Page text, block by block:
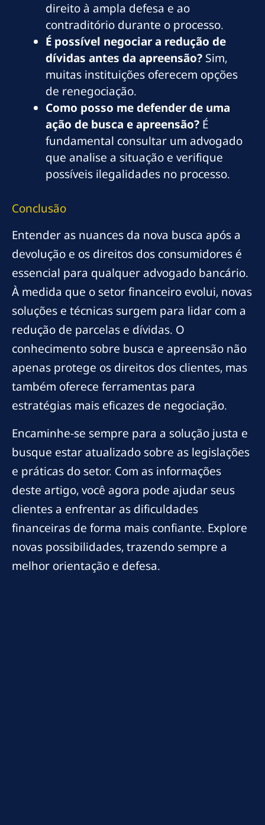
direito à ampla defesa e ao
contraditório durante o processo.
É possível negociar a redução de
dívidas antes da apreensão? Sim,
muitas instituições oferecem opções
de renegociação.
Como posso me defender de uma
ação de busca e apreensão? É
fundamental consultar um advogado
que analise a situação e verifique
possíveis ilegalidades no processo.
Conclusão
Entender as nuances da nova busca após a
devolução e os direitos dos consumidores é
essencial para qualquer advogado bancário.
À medida que o setor financeiro evolui, novas
soluções e técnicas surgem para lidar com a
redução de parcelas e dívidas. O
conhecimento sobre busca e apreensão não
apenas protege os direitos dos clientes, mas
também oferece ferramentas para
estratégias mais eficazes de negociação.
Encaminhe-se sempre para a solução justa e
busque estar atualizado sobre as legislações
e práticas do setor. Com as informações
deste artigo, você agora pode ajudar seus
clientes a enfrentar as dificuldades
financeiras de forma mais confiante. Explore
novas possibilidades, trazendo sempre a
melhor orientação e defesa.